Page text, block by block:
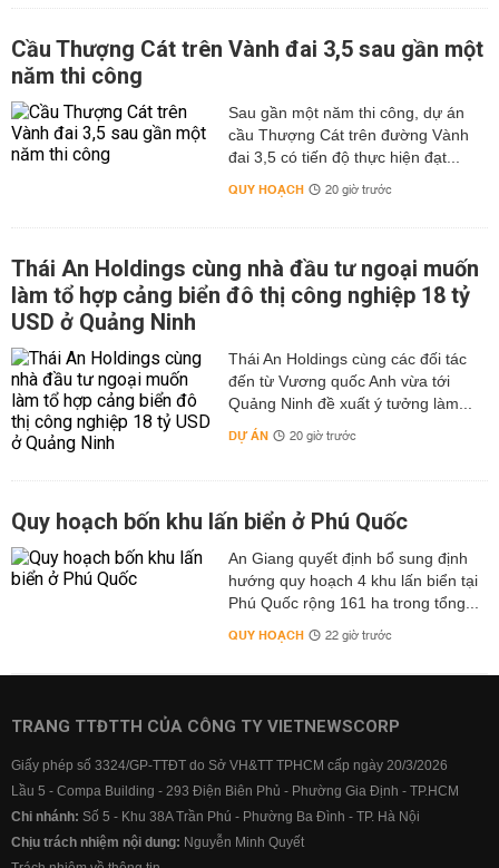
Cầu Thượng Cát trên Vành đai 3,5 sau gần một
năm thi công
Sau gần một năm thi công, dự án
cầu Thượng Cát trên đường Vành
đai 3,5 có tiến độ thực hiện đạt...
QUY HOẠCH 20 giờ trước
Thái An Holdings cùng nhà đầu tư ngoại muốn
làm tổ hợp cảng biển đô thị công nghiệp 18 tỷ
USD ở Quảng Ninh
Thái An Holdings cùng các đối tác
đến từ Vương quốc Anh vừa tới
Quảng Ninh đề xuất ý tưởng làm...
DỰ ÁN 20 giờ trước
Quy hoạch bốn khu lấn biển ở Phú Quốc
An Giang quyết định bổ sung định
hướng quy hoạch 4 khu lấn biển tại
Phú Quốc rộng 161 ha trong tổng...
QUY HOẠCH 22 giờ trước
TRANG TTĐTTH CỦA CÔNG TY VIETNEWSCORP
Giấy phép số 3324/GP-TTĐT do Sở VH&TT TPHCM cấp ngày 20/3/2026
Lầu 5 - Compa Building - 293 Điện Biên Phủ - Phường Gia Định - TP.HCM
Chi nhánh: Số 5 - Khu 38A Trần Phú - Phường Ba Đình - TP. Hà Nội
Chịu trách nhiệm nội dung: Nguyễn Minh Quyết